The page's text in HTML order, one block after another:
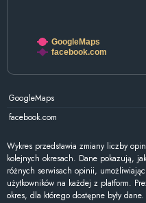
GoogleMaps
facebook.com
GoogleMaps
facebook.com
Wykres przedstawia zmiany liczby
kolejnych okresach. Dane pokazują,
różnych serwisach opinii,
użytkowników na każdej z platform.
okres, dla którego dostępne były dane.